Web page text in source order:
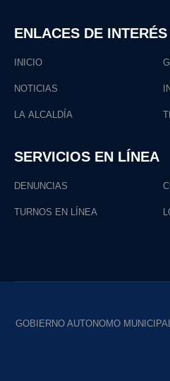
ENLACES DE INTERÉS
INICIO
NOTICIAS
LA ALCALDÍA
SERVICIOS EN LÍNEA
DENUNCIAS
TURNOS EN LÍNEA
GOBIERNO AUTONOMO